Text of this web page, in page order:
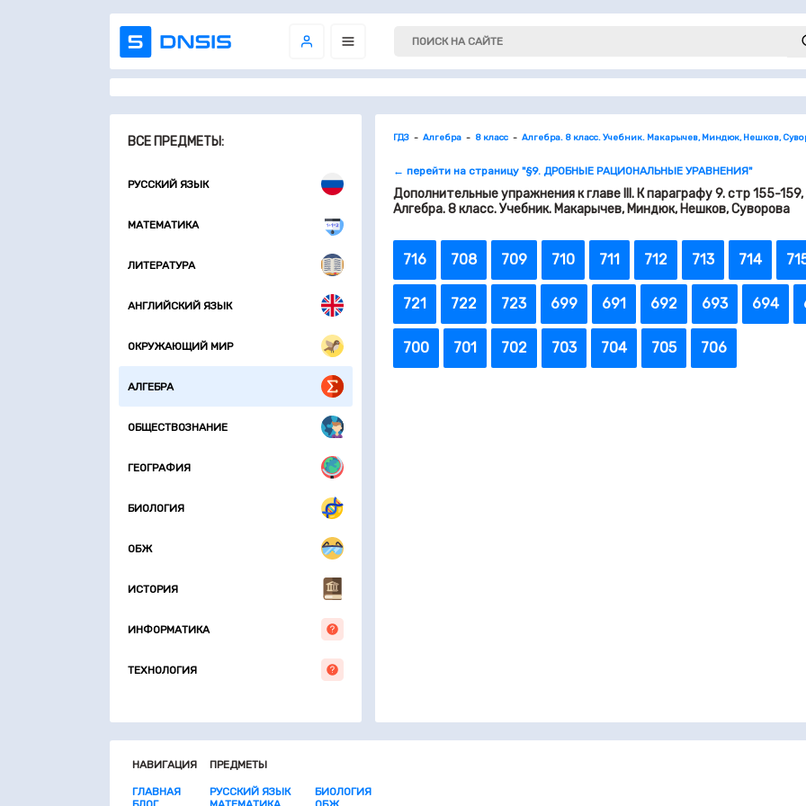
ВСЕ ПРЕДМЕТЫ:
РУССКИЙ ЯЗЫК
МАТЕМАТИКА
ЛИТЕРАТУРА
АНГЛИЙСКИЙ ЯЗЫК
ОКРУЖАЮЩИЙ МИР
АЛГЕБРА
ОБЩЕСТВОЗНАНИЕ
ГЕОГРАФИЯ
БИОЛОГИЯ
ОБЖ
ИСТОРИЯ
ИНФОРМАТИКА
ТЕХНОЛОГИЯ
ГДЗ Алгебра 8 класс Алгебра. 8 класс. Учебник. Макарычев, Миндюк, Нешков,
← перейти на страницу "§9. ДРОБНЫЕ РАЦИОНАЛЬНЫЕ УРАВНЕНИЯ"
Дополнительные упражнения к главе III. К параграфу 9. стр 155-
Алгебра. 8 класс. Учебник. Макарычев, Миндюк, Нешков, Суворова
716 708 709 710 711 712 713 714
721 722 723 699 691 692 693 694
700 701 702 703 704 705 706
НАВИГАЦИЯ
ГЛАВНАЯ
ПРЕДМЕТЫ
РУССКИЙ ЯЗЫК
БИОЛОГИЯ